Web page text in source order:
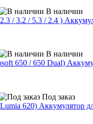
В наличии
В наличии
Под заказ
Аккумулятор